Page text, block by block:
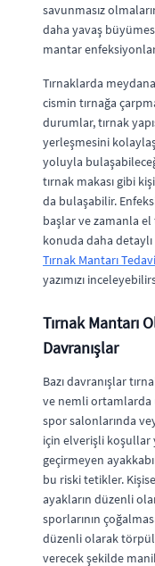
savunmasız
daha yavaş
mantar
Tırnaklarda
cismin tırnağa
durumlar, tırnak
yerleşmesini
yoluyla
tırnak makası gibi
da bulaşabilir.
başlar ve zamanla el
konuda daha
Tırnak Mantarı
yazımızı
Tırnak Mantarı
Davranışlar
Bazı davranışlar
ve nemli ortamlarda
spor salonlarında
için elverişli koşullar
geçirmeyen
bu riski tetikler.
ayakların düzenli
sporlarının
düzenli olarak
verecek şekilde